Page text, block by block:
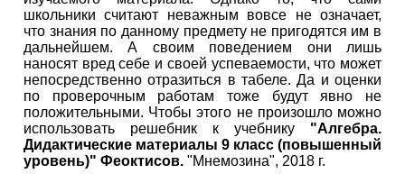
школьники считают неважным вовсе не означает,
что знания по данному предмету не пригодятся им в
дальнейшем. А своим поведением они лишь
наносят вред себе и своей успеваемости, что может
непосредственно отразиться в табеле. Да и оценки
по проверочным работам тоже будут явно не
положительными. Чтобы этого не произошло можно
использовать решебник к учебнику "Алгебра.
Дидактические материалы 9 класс (повышенный
уровень)" Феоктисов. "Мнемозина", 2018 г.